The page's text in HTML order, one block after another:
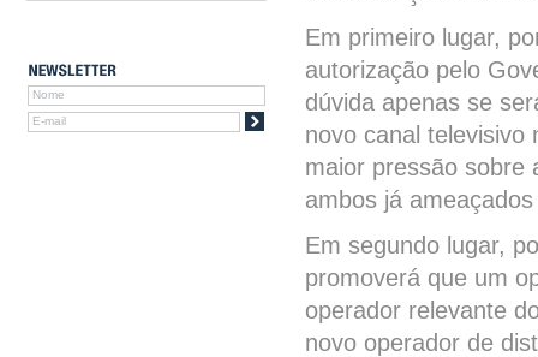
Em primeiro lugar,
autorização pelo
dúvida apenas se
novo canal televisivo
maior pressão sobre
ambos já
Em segundo lugar,
promoverá que um
operador relevante
novo operador de